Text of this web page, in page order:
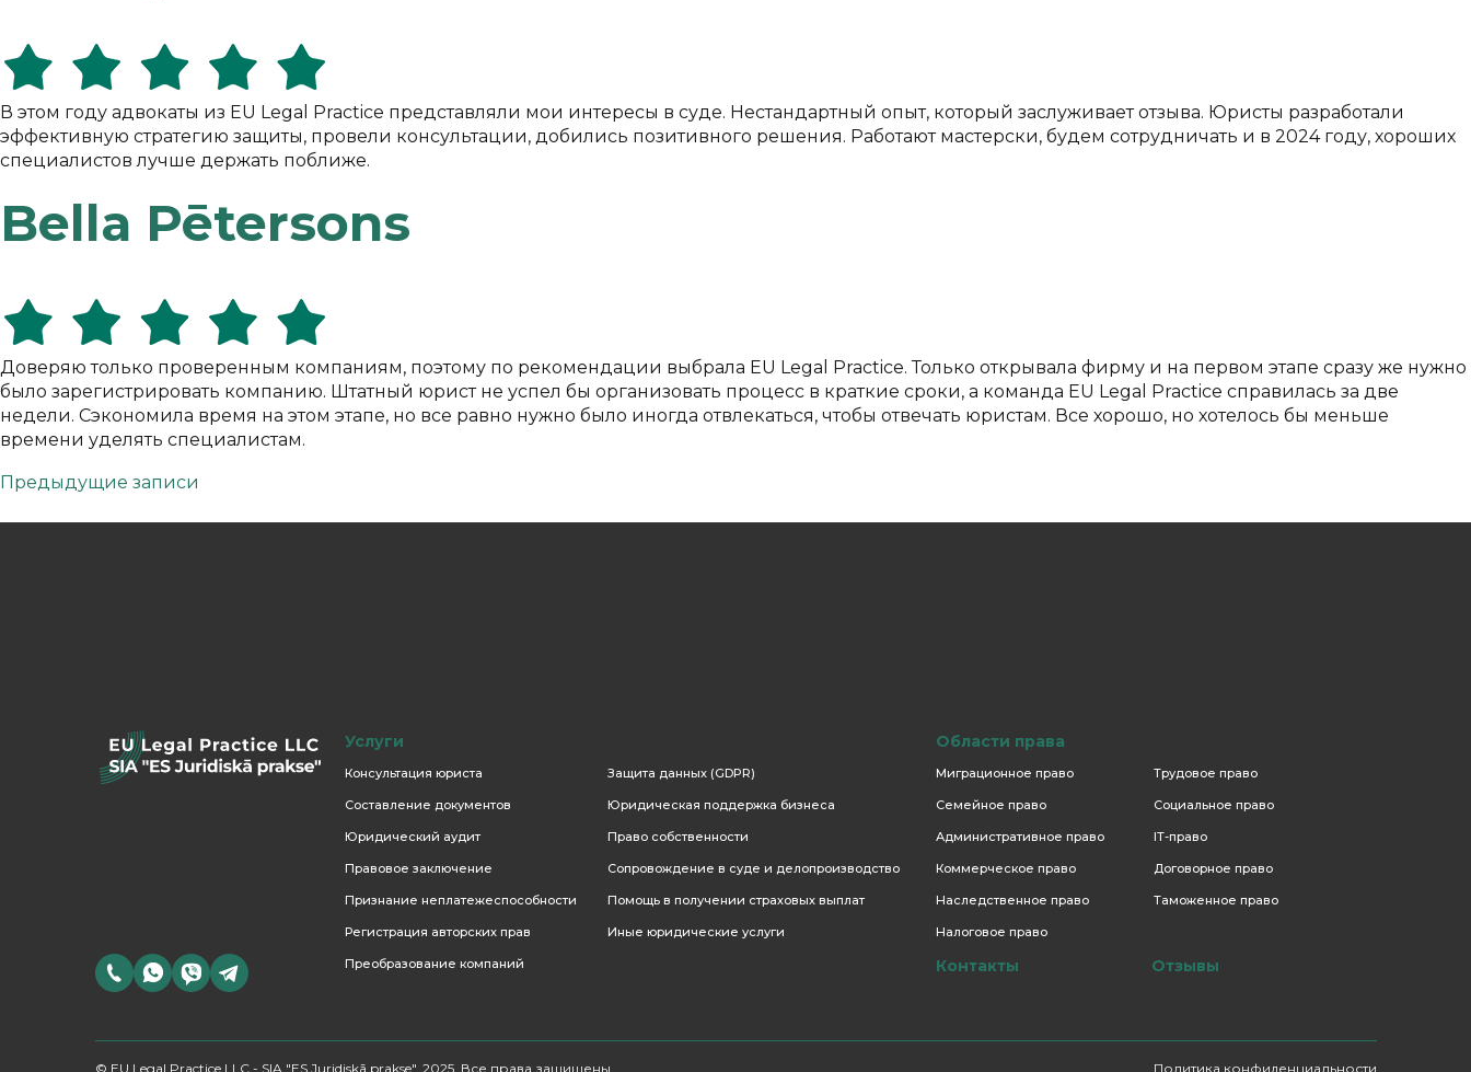
В этом году адвокаты из EU Legal Practice представляли мои интересы в суде. Нестандартный опыт, который заслуживает отзыва. Юристы разработали
эффективную стратегию защиты, провели консультации, добились позитивного решения. Работают мастерски, будем сотрудничать и в 2024 году, хороших
специалистов лучше держать поближе.
Bella Pētersons
Доверяю только проверенным компаниям, поэтому по рекомендации выбрала EU Legal Practice. Только открывала фирму и на первом этапе сразу же нужно
было зарегистрировать компанию. Штатный юрист не успел бы организовать процесс в краткие сроки, а команда EU Legal Practice справилась за две
недели. Сэкономила время на этом этапе, но все равно нужно было иногда отвлекаться, чтобы отвечать юристам. Все хорошо, но хотелось бы меньше
времени уделять специалистам.
Навигация
Предыдущие записи
Услуги
Консультация юриста
Составление документов
Юридический аудит
Правовое заключение
Признание неплатежеспособности
Регистрация авторских прав
Преобразование компаний
Защита данных (GDPR)
Юридическая поддержка бизнеса
Право собственности
Сопровождение в суде и делопроизводство
Помощь в получении страховых выплат
Иные юридические услуги
Области права
Миграционное право
Семейное право
Административное право
Коммерческое право
Наследственное право
Налоговое право
Трудовое право
Социальное право
IT-право
Договорное право
Таможенное право
Контакты Отзывы
© EU Legal Practice LLC - SIA "ES Juridiskā prakse", 2025, Все права защищены Политика конфиденциальности